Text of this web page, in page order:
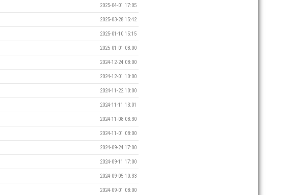
2025-04-01 17:05
2025-03-28 15:42
2025-01-10 15:15
2025-01-01 08:00
2024-12-24 08:00
2024-12-01 10:00
2024-11-22 10:00
2024-11-11 13:01
2024-11-08 08:30
2024-11-01 08:00
2024-09-24 17:00
2024-09-11 17:00
2024-09-05 10:33
2024-09-01 08:00